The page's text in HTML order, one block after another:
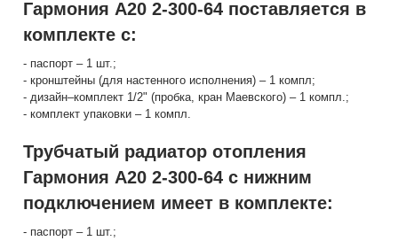
Гармония А20 2-300-64 поставляется в
комплекте с:
- паспорт – 1 шт.;
- кронштейны (для настенного исполнения) – 1 компл;
- дизайн–комплект 1/2" (пробка, кран Маевского) – 1 компл.;
- комплект упаковки – 1 компл.
Трубчатый радиатор отопления
Гармония А20 2-300-64 с нижним
подключением имеет в комплекте:
- паспорт – 1 шт.;